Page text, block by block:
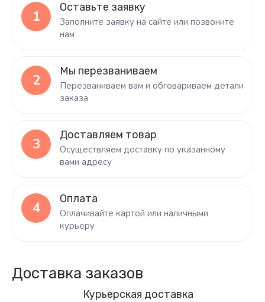
1
Оставьте заявку
Заполните заявку на сайте или позвоните
нам
2
Мы перезваниваем
Перезваниваем вам и обговариваем детали
заказа
3
Доставляем товар
Осуществляем доставку по указанному
вами адресу
4
Оплата
Оплачивайте картой или наличными
курьеру
Доставка заказов
Курьерская доставка